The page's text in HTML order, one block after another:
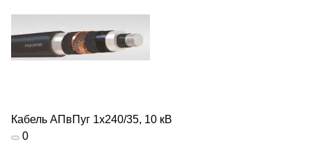
Кабель АПвПуг 1х240/35, 10 кВ
0